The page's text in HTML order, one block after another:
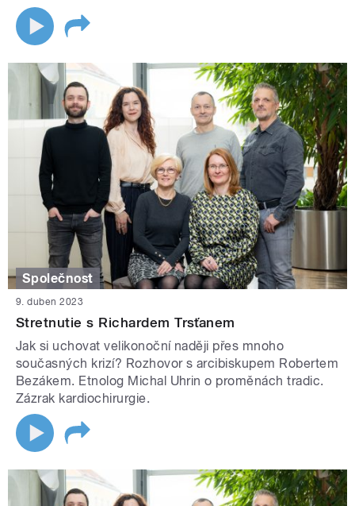
Společnost
9. duben 2023
Stretnutie s Richardem Trsťanem
Jak si uchovat velikonoční naději přes mnoho
současných krizí? Rozhovor s arcibiskupem Robertem
Bezákem. Etnolog Michal Uhrin o proměnách tradic.
Zázrak kardiochirurgie.